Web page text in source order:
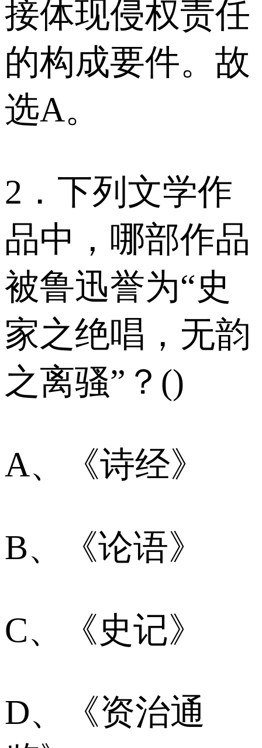
接体现侵权责任
的构成要件。故
选A。
2．下列文学作
品中，哪部作品
被鲁迅誉为“史
家之绝唱，无韵
之离骚”？()
A、《诗经》
B、《论语》
C、《史记》
D、《资治通